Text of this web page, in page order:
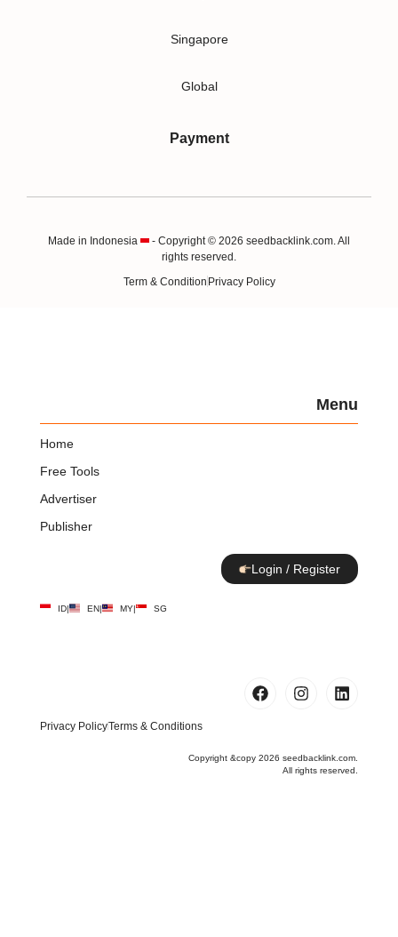
Singapore
Global
Payment
Made in Indonesia
- Copyright © 2026 seedbacklink.com. All
rights reserved.
Term & Condition Privacy Policy
Menu
Home
Free Tools
Advertiser
Publisher
Login / Register
ID| EN| MY| SG
Privacy PolicyTerms & Conditions
Copyright &copy 2026 seedbacklink.com.
All rights reserved.